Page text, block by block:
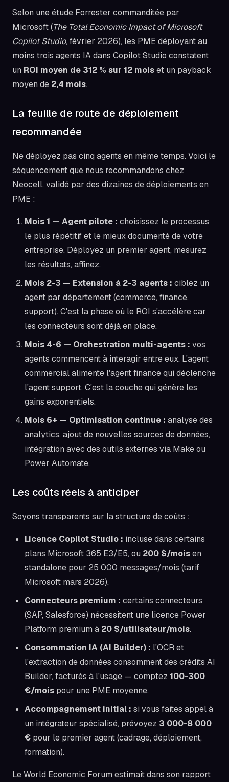
Selon une étude Forrester commanditée par
Microsoft (The Total Economic Impact of Microsoft
Copilot Studio, février 2026), les PME déployant au
moins trois agents IA dans Copilot Studio constatent
un ROI moyen de 312 % sur 12 moiset un payback
moyen de 2,4 mois.
La feuille de route de déploiement
recommandée
Ne déployez pas cinq agents en même temps. Voici le
séquencement que nous recommandons chez
Neocell, validé par des dizaines de déploiements en
PME :
Mois 1 — Agent pilote : choisissez le processus
le plus répétitif et le mieux documenté de votre
entreprise. Déployez un premier agent, mesurez
les résultats, affinez.
Mois 2-3 — Extension à 2-3 agents : ciblez un
agent par département (commerce, finance,
support). C'est la phase où le ROI s'accélère car
les connecteurs sont déjà en place.
Mois 4-6 — Orchestration multi-agents : vos
agents commencent à interagir entre eux. L'agent
commercial alimente l'agent finance qui déclenche
l'agent support. C'est la couche qui génère les
gains exponentiels.
Mois 6+ — Optimisation continue : analyse des
analytics, ajout de nouvelles sources de données,
intégration avec des outils externes via Make ou
Power Automate.
Les coûts réels à anticiper
Soyons transparents sur la structure de coûts :
Licence Copilot Studio : incluse dans certains
plans Microsoft 365 E3/E5, ou 200 $/moisen
standalone pour 25 000 messages/mois (tarif
Microsoft mars 2026).
Connecteurs premium : certains connecteurs
(SAP, Salesforce) nécessitent une licence Power
Platform premium à 20 $/utilisateur/mois.
Consommation IA (AI Builder) : l'OCR et
l'extraction de données consomment des crédits AI
Builder, facturés à l'usage — comptez 100-300
€/mois pour une PME moyenne.
Accompagnement initial : si vous faites appel à
un intégrateur spécialisé, prévoyez 3 000-8 000
€ pour le premier agent (cadrage, déploiement,
formation).
Le World Economic Forum estimait dans son rapport